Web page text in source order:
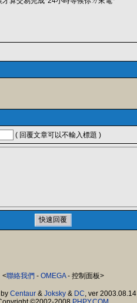
( 回覆文章可以不輸入標題 )
<聯絡我們 - OMEGA- 控制面板>
Centaur& Joksky& DC, ver 2003.08.14